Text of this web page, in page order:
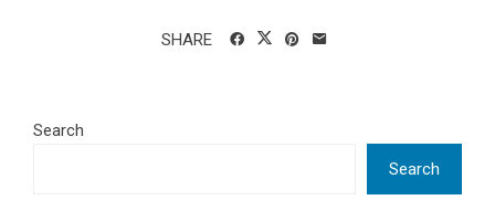
SHARE
Search
Search